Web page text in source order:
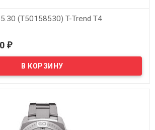
(T50158530) T-Trend T4
₽